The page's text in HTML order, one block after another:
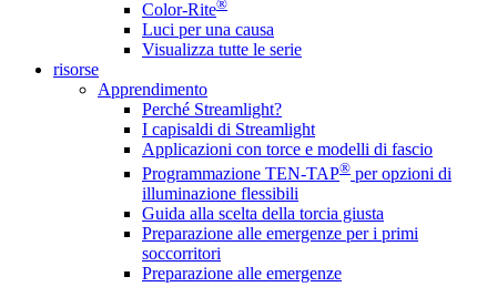
Color-Rite
Luci per una causa
Visualizza tutte le serie
risorse
Apprendimento
Perché Streamlight?
I capisaldi di Streamlight
Applicazioni con torce e modelli di fascio
Programmazione TEN-TAP® per opzioni di
illuminazione flessibili
Guida alla scelta della torcia giusta
Preparazione alle emergenze per i primi
soccorritori
Preparazione alle emergenze